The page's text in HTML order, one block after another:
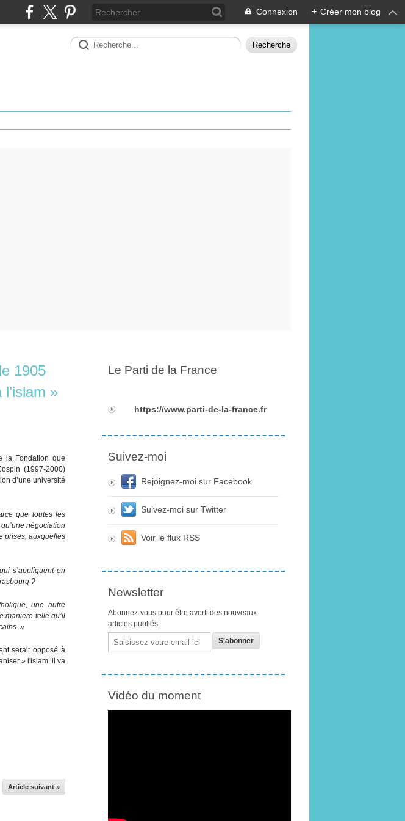
Connexion + Créer mon blog
1905
»
la Fondation que
(1997-2000)
d’une université
que toutes les
négociation
prises, auxquelles
s’appliquent en
?
une autre
manière telle qu’il
»
serait opposé à
» l'islam, il va
Article suivant »
Le Parti de la France
https://www.parti-de-la-france.fr
Suivez-moi
Rejoignez-moi sur Facebook
Suivez-moi sur Twitter
Voir le flux RSS
Newsletter
Abonnez-vous pour être averti des nouveaux
articles publiés.
Email
Vidéo du moment